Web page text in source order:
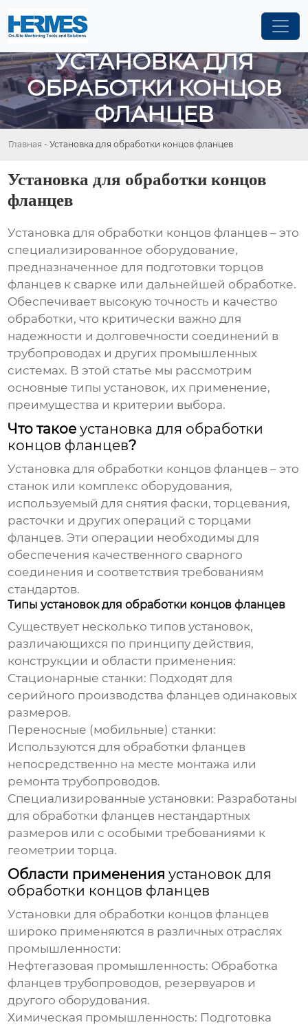
УСТАНОВКА ДЛЯ
ОБРАБОТКИ КОНЦОВ
ФЛАНЦЕВ
Главная - Установка для обработки концов фланцев
Установка для обработки концов
фланцев
Установка для обработки концов фланцев – это
специализированное оборудование,
предназначенное для подготовки торцов
фланцев к сварке или дальнейшей обработке.
Обеспечивает высокую точность и качество
обработки, что критически важно для
надежности и долговечности соединений в
трубопроводах и других промышленных
системах. В этой статье мы рассмотрим
основные типы установок, их применение,
преимущества и критерии выбора.
Что такоеустановка для обработки
концов фланцев?
Установка для обработки концов фланцев – это
станок или комплекс оборудования,
используемый для снятия фаски, торцевания,
расточки и других операций с торцами
фланцев. Эти операции необходимы для
обеспечения качественного сварного
соединения и соответствия требованиям
стандартов.
Типы установок для обработки концов фланцев
Существует несколько типов установок,
различающихся по принципу действия,
конструкции и области применения:
Стационарные станки: Подходят для
серийного производства фланцев одинаковых
размеров.
Переносные (мобильные) станки:
Используются для обработки фланцев
непосредственно на месте монтажа или
ремонта трубопроводов.
Специализированные установки: Разработаны
для обработки фланцев нестандартных
размеров или с особыми требованиями к
геометрии торца.
Области примененияустановок для
обработки концов фланцев
Установки для обработки концов фланцев
широко применяются в различных отраслях
промышленности:
Нефтегазовая промышленность: Обработка
фланцев трубопроводов, резервуаров и
другого оборудования.
Химическая промышленность: Подготовка